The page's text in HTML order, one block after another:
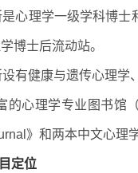
是心理学一级学科博士
博士后流动站。
设有健康与遗传心理学
的心理学专业图书馆
》和两本中文心理
定位